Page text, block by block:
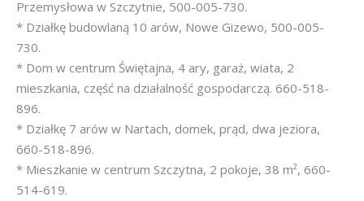
Przemysłowa w Szczytnie, 500-005-730.
* Działkę budowlaną 10 arów, Nowe Gizewo, 500-005-
730.
* Dom w centrum Świętajna, 4 ary, garaż, wiata, 2
mieszkania, część na działalność gospodarczą. 660-518-
896.
* Działkę 7 arów w Nartach, domek, prąd, dwa jeziora,
660-518-896.
* Mieszkanie w centrum Szczytna, 2 pokoje, 38 m², 660-
514-619.